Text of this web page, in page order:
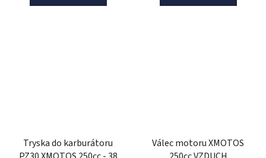
Tryska do karburátoru
Válec motoru XMOTOS